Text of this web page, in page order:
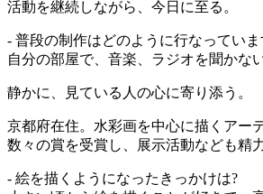
活動を継続しながら、今日に至る。
- 普段の制作はどのように行なっていま
自分の部屋で、音楽、ラジオを聞かな
静かに、見ている人の心に寄り添う。
京都府在住。水彩画を中心に描くアー
数々の賞を受賞し、展示活動なども精
- 絵を描くようになったきっかけは?